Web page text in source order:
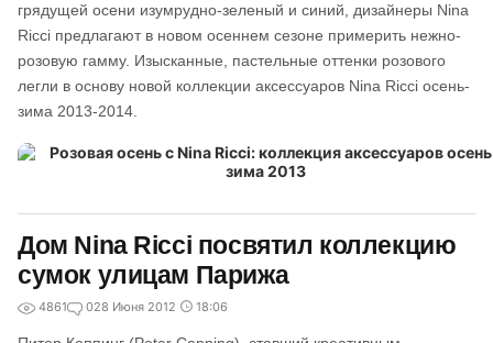
грядущей осени изумрудно-зеленый и синий, дизайнеры Nina
Ricci предлагают в новом осеннем сезоне примерить нежно-
розовую гамму. Изысканные, пастельные оттенки розового
легли в основу новой коллекции аксессуаров Nina Ricci осень-
зима 2013-2014.
Дом Nina Ricci посвятил коллекцию
сумок улицам Парижа
4861 028 Июня 2012 18:06